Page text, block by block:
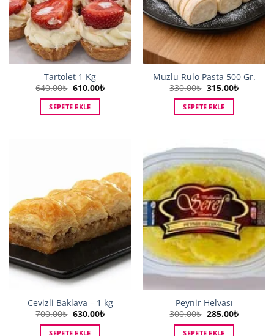
Tartolet 1 Kg
640.00₺ Orijinal
640.00₺.
610.00₺Şu
SEPETE EKLE
Muzlu Rulo Pasta 500 Gr.
330.00₺ Orijinal
330.00₺.
315.00₺Şu
SEPETE EKLE
Cevizli Baklava – 1 kg
700.00₺ Orijinal
700.00₺.
630.00₺Şu
SEPETE EKLE
Peynir Helvası
300.00₺ Orijinal
300.00₺.
285.00₺Şu
SEPETE EKLE